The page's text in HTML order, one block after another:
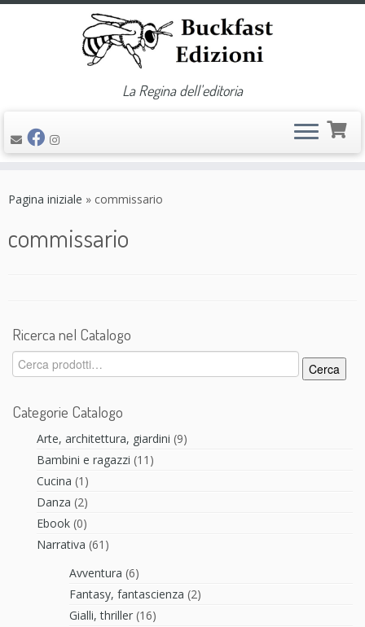
La Regina dell'editoria
Pagina iniziale » commissario
commissario
Ricerca nel Catalogo
Cerca:
Cerca
Categorie Catalogo
Arte, architettura, giardini (9)
Bambini e ragazzi (11)
Cucina (1)
Danza (2)
Ebook (0)
Narrativa (61)
Avventura (6)
Fantasy, fantascienza (2)
Gialli, thriller (16)